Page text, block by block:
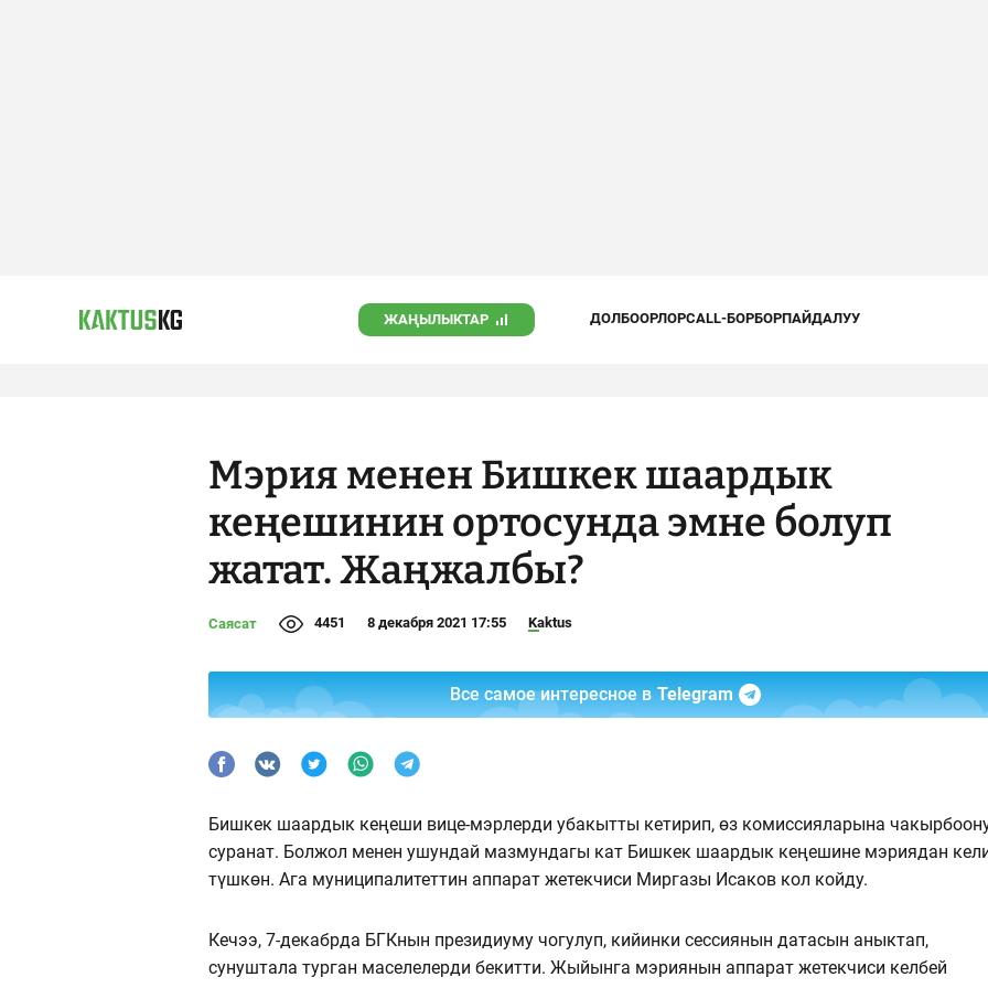
ЖАҢЫЛЫКТАР ДОЛБООРЛОРCALL-БОРБОРПАЙДАЛУУ
Мэрия менен Бишкек шаардык
кеңешинин ортосунда эмне болуп
жатат. Жаңжалбы?
Саясат 4451 8 декабря 2021 17:55 Kaktus
Все самое интересное в Telegram
Бишкек шаардык кеңеши вице-мэрлерди убакытты кетирип, өз комиссияларына
суранат. Болжол менен ушундай мазмундагы кат Бишкек шаардык кеңешине мэриядан
түшкөн. Ага муниципалитеттин аппарат жетекчиси Миргазы Исаков кол койду.
Кечээ, 7-декабрда БГКнын президиуму чогулуп, кийинки сессиянын датасын аныктап,
сунуштала турган маселелерди бекитти. Жыйынга мэриянын аппарат жетекчиси келбей